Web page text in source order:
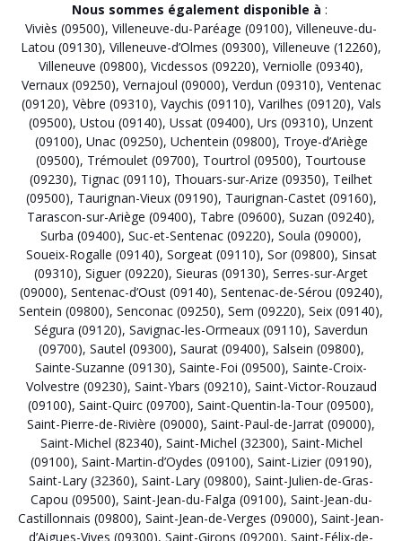
Nous sommes également disponible à :
Viviès (09500), Villeneuve-du-Paréage (09100), Villeneuve-du-
Latou (09130), Villeneuve-d’Olmes (09300), Villeneuve (12260),
Villeneuve (09800), Vicdessos (09220), Verniolle (09340),
Vernaux (09250), Vernajoul (09000), Verdun (09310), Ventenac
(09120), Vèbre (09310), Vaychis (09110), Varilhes (09120), Vals
(09500), Ustou (09140), Ussat (09400), Urs (09310), Unzent
(09100), Unac (09250), Uchentein (09800), Troye-d’Ariège
(09500), Trémoulet (09700), Tourtrol (09500), Tourtouse
(09230), Tignac (09110), Thouars-sur-Arize (09350), Teilhet
(09500), Taurignan-Vieux (09190), Taurignan-Castet (09160),
Tarascon-sur-Ariège (09400), Tabre (09600), Suzan (09240),
Surba (09400), Suc-et-Sentenac (09220), Soula (09000),
Soueix-Rogalle (09140), Sorgeat (09110), Sor (09800), Sinsat
(09310), Siguer (09220), Sieuras (09130), Serres-sur-Arget
(09000), Sentenac-d’Oust (09140), Sentenac-de-Sérou (09240),
Sentein (09800), Senconac (09250), Sem (09220), Seix (09140),
Ségura (09120), Savignac-les-Ormeaux (09110), Saverdun
(09700), Sautel (09300), Saurat (09400), Salsein (09800),
Sainte-Suzanne (09130), Sainte-Foi (09500), Sainte-Croix-
Volvestre (09230), Saint-Ybars (09210), Saint-Victor-Rouzaud
(09100), Saint-Quirc (09700), Saint-Quentin-la-Tour (09500),
Saint-Pierre-de-Rivière (09000), Saint-Paul-de-Jarrat (09000),
Saint-Michel (82340), Saint-Michel (32300), Saint-Michel
(09100), Saint-Martin-d’Oydes (09100), Saint-Lizier (09190),
Saint-Lary (32360), Saint-Lary (09800), Saint-Julien-de-Gras-
Capou (09500), Saint-Jean-du-Falga (09100), Saint-Jean-du-
Castillonnais (09800), Saint-Jean-de-Verges (09000), Saint-Jean-
d’Aigues-Vives (09300), Saint-Girons (09200), Saint-Félix-de-